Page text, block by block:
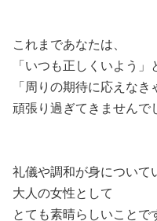
これまであなたは、
「いつも正しくいよう」
「周りの期待に応えなき
頑張り過ぎてきませんで
礼儀や調和が身について
大人の女性として
とても素晴らしいことで